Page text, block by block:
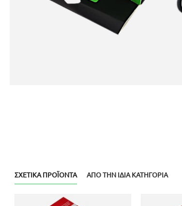
ΣΧΕΤΙΚΆ ΠΡΟΪΌΝΤΑ ΑΠΌ ΤΗΝ ΊΔΙΑ ΚΑΤΗΓΟΡΊΑ